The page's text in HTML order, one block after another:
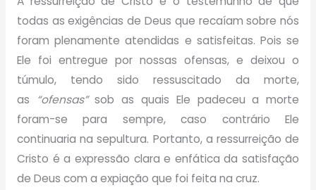
todas as exigências de Deus que recaíam sobre nós
foram plenamente atendidas e satisfeitas. Pois se
Ele foi entregue por nossas ofensas, e deixou o
túmulo, tendo sido ressuscitado da morte,
as
“ofensas”sob as quais Ele padeceu a morte
foram-se para sempre, caso contrário Ele
continuaria na sepultura. Portanto, a ressurreição de
Cristo é a expressão clara e enfática da satisfação
de Deus com a expiação que foi feita na cruz.